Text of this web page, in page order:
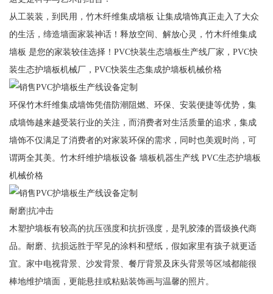
从工装装，到民用，竹木纤维集成墙板 让集成墙饰真正走入了大众
的生活，缔造墙面家装神话！释放空间、解放心灵，竹木纤维集成
墙板 是您的家装较佳选择！PVC快装生态墙板生产线厂家，PVC快
装生态护墙板机械厂，PVC快装生态集成护墙板机械价格
环保竹木纤维集成墙饰凭借防潮阻燃、环保、安装便捷等优势，集
成墙饰越来越受装行业的关注，而消费者对生活质量的追求，集成
墙饰不仅满足了消费者的对家装环保的需求，同时也美观时尚，可
谓两全其美。竹木纤维护墙板设备 墙板机器生产线 PVC生态护墙板
机械价格
耐磨|抗冲击
木塑护墙板有较高的抗压强度和抗折强度，是乳胶漆的晋级换代商
品。耐磨、抗损远胜于罕见的涂料和壁纸，假如家里有孩子就更适
宜。家中电视背景、沙发背景、餐厅背景及床头背景等区域都能很
棒地维护墙面，更能悬挂或粘贴装饰画与温馨的照片。